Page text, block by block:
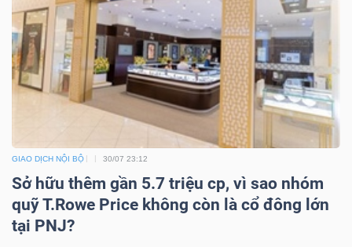
GIAO DỊCH NỘI BỘ 30/07 23:12
Sở hữu thêm gần 5.7 triệu cp, vì sao nhóm
quỹ T.Rowe Price không còn là cổ đông lớn
tại PNJ?